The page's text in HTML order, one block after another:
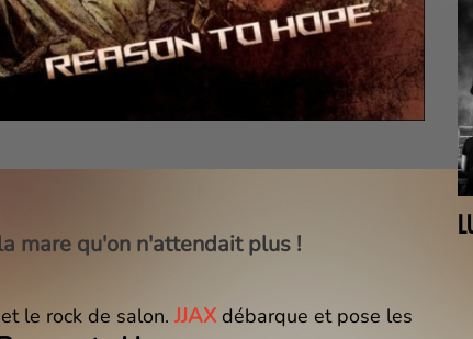
mare qu'on n'attendait plus !
le rock de salon. JJAX débarque et pose les